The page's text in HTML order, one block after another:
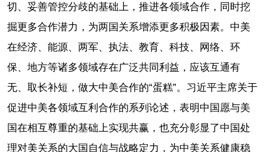
切、妥善管控分歧的基础上，推进各领域合作，同时挖
掘更多合作潜力，为两国关系增添更多积极因素。中美
在经济、能源、两军、执法、教育、科技、网络、环
保、地方等诸多领域存在广泛共同利益，应该互通有
无、取长补短，做大中美合作的“蛋糕”。习近平主席关于
促进中美各领域互利合作的系列论述，表明中国愿与美
国在相互尊重的基础上实现共赢，也充分彰显了中国处
理对美关系的大国自信与战略定力，为中美关系健康稳